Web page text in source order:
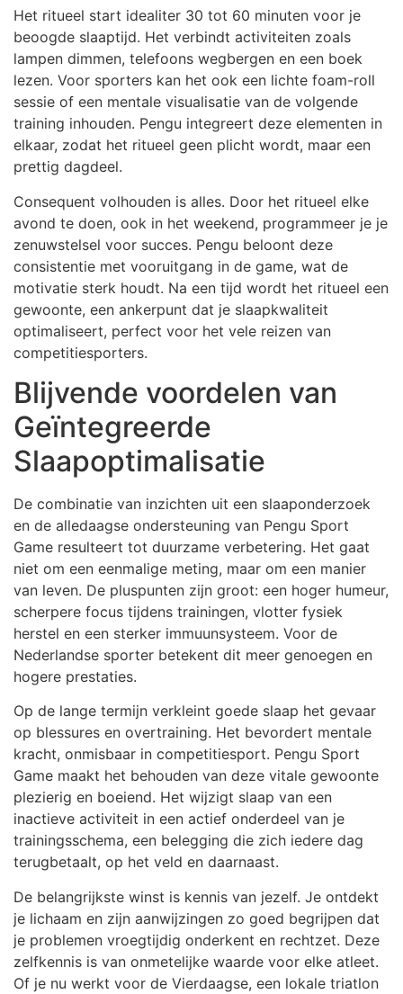
Het ritueel start idealiter 30 tot 60 minuten voor je
beoogde slaaptijd. Het verbindt activiteiten zoals
lampen dimmen, telefoons wegbergen en een boek
lezen. Voor sporters kan het ook een lichte foam-roll
sessie of een mentale visualisatie van de volgende
training inhouden. Pengu integreert deze elementen in
elkaar, zodat het ritueel geen plicht wordt, maar een
prettig dagdeel.
Consequent volhouden is alles. Door het ritueel elke
avond te doen, ook in het weekend, programmeer je je
zenuwstelsel voor succes. Pengu beloont deze
consistentie met vooruitgang in de game, wat de
motivatie sterk houdt. Na een tijd wordt het ritueel een
gewoonte, een ankerpunt dat je slaapkwaliteit
optimaliseert, perfect voor het vele reizen van
competitiesporters.
Blijvende voordelen van
Geïntegreerde
Slaapoptimalisatie
De combinatie van inzichten uit een slaaponderzoek
en de alledaagse ondersteuning van Pengu Sport
Game resulteert tot duurzame verbetering. Het gaat
niet om een eenmalige meting, maar om een manier
van leven. De pluspunten zijn groot: een hoger humeur,
scherpere focus tijdens trainingen, vlotter fysiek
herstel en een sterker immuunsysteem. Voor de
Nederlandse sporter betekent dit meer genoegen en
hogere prestaties.
Op de lange termijn verkleint goede slaap het gevaar
op blessures en overtraining. Het bevordert mentale
kracht, onmisbaar in competitiesport. Pengu Sport
Game maakt het behouden van deze vitale gewoonte
plezierig en boeiend. Het wijzigt slaap van een
inactieve activiteit in een actief onderdeel van je
trainingsschema, een belegging die zich iedere dag
terugbetaalt, op het veld en daarnaast.
De belangrijkste winst is kennis van jezelf. Je ontdekt
je lichaam en zijn aanwijzingen zo goed begrijpen dat
je problemen vroegtijdig onderkent en rechtzet. Deze
zelfkennis is van onmetelijke waarde voor elke atleet.
Of je nu werkt voor de Vierdaagse, een lokale triatlon